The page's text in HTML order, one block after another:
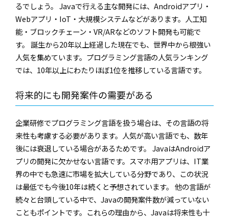
るでしょう。 Javaで行える主な開発には、Androidアプリ・
Webアプリ・IoT・大規模システムなどがあります。人工知
能・ブロックチェーン・VR/ARなどのソフト開発も可能で
す。 誕生から20年以上経過した現在でも、世界中から根強い
人気を集めています。プログラミング言語の人気ランキング
では、10年以上にわたりほぼ1位を推移している言語です。
将来的にも開発案件の需要がある
企業研修でプログラミング言語を扱う場合は、その言語の将
来性も考慮する必要があります。人気が高い言語でも、数年
後には衰退している場合があるためです。 JavaはAndroidア
プリの開発に欠かせない言語です。スマホ用アプリは、IT業
界の中でも急速に市場を拡大している分野であり、この状況
は最低でも今後10年は続くと予想されています。 他の言語が
続々と台頭している中で、Javaの開発案件数が減っていない
こともポイントです。これらの理由から、Javaは将来性も十